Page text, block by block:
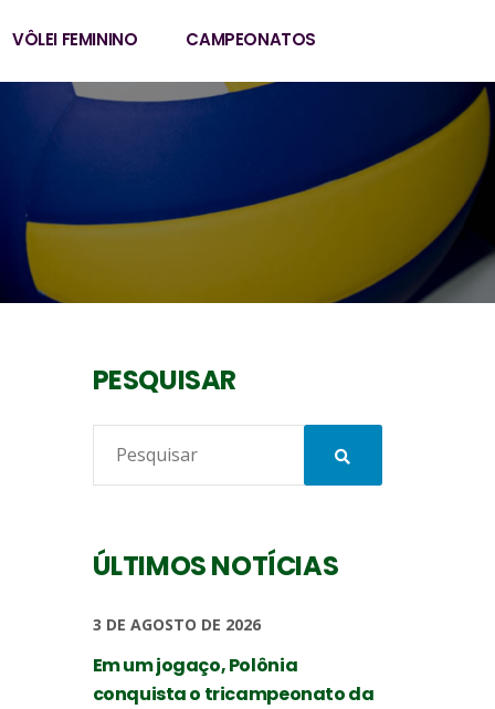
VÔLEI FEMININO CAMPEONATOS
PESQUISAR
ÚLTIMOS NOTÍCIAS
3 DE AGOSTO DE 2026
Em um jogaço, Polônia
conquista o tricampeonato da